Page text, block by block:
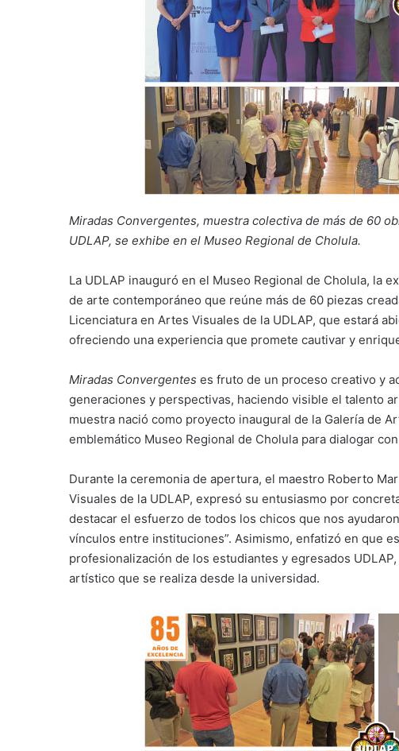
Miradas Convergentes, muestra colectiva de más de 60
UDLAP, se exhibe en el Museo Regional de Cholula.
La UDLAP inauguró en el Museo Regional de Cholula, la
de arte contemporáneo que reúne más de 60 piezas
Licenciatura en Artes Visuales de la UDLAP, que estará
ofreciendo una experiencia que promete cautivar y
Miradas Convergentes es fruto de un proceso creativo y
generaciones y perspectivas, haciendo visible el talento
muestra nació como proyecto inaugural de la Galería de
emblemático Museo Regional de Cholula para dialogar
Durante la ceremonia de apertura, el maestro Roberto
Visuales de la UDLAP, expresó su entusiasmo por
destacar el esfuerzo de todos los chicos que nos
vínculos entre instituciones”. Asimismo, enfatizó en que
profesionalización de los estudiantes y egresados
artístico que se realiza desde la universidad.